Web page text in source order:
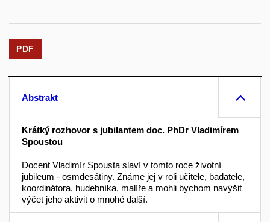
PDF
Abstrakt
Krátký rozhovor s jubilantem doc. PhDr Vladimírem
Spoustou
Docent Vladimír Spousta slaví v tomto roce životní
jubileum - osmdesátiny. Známe jej v roli učitele, badatele,
koordinátora, hudebníka, malíře a mohli bychom navýšit
výčet jeho aktivit o mnohé další.